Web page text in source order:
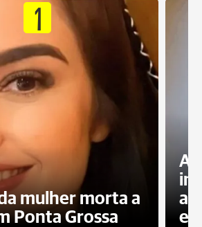
1
mulher morta a
Ponta Grossa